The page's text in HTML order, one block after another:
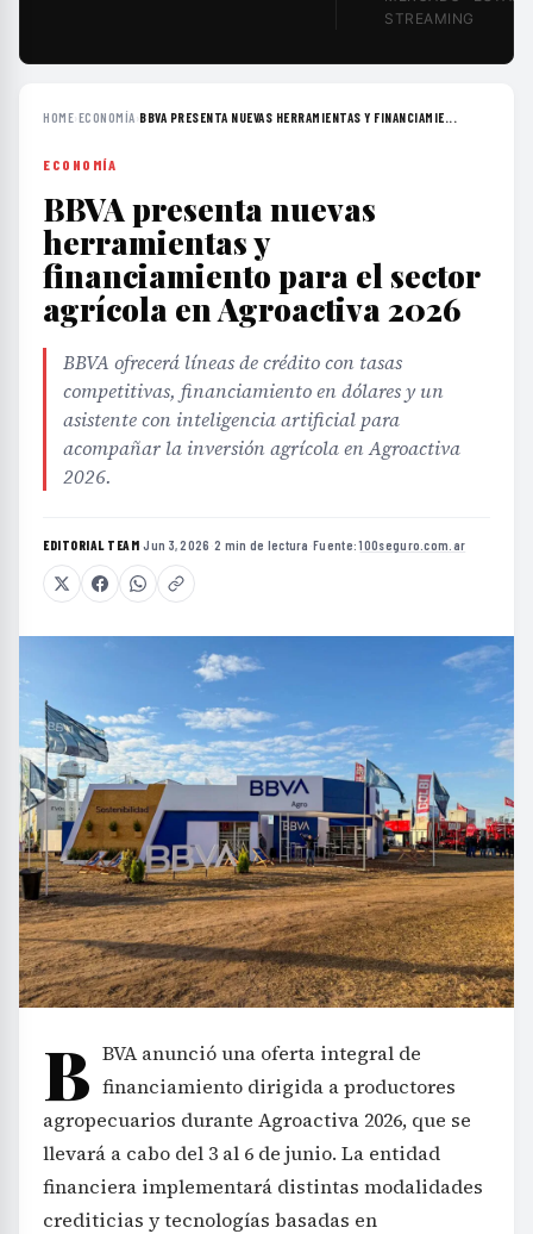
STREAMING
HOME›ECONOMÍA›BBVA PRESENTA NUEVAS HERRAMIENTAS Y FINANCIAMIE...
ECONOMÍA
BBVA presenta nuevas
herramientas y
financiamiento para el sector
agrícola en Agroactiva 2026
BBVA ofrecerá líneas de crédito con tasas
competitivas, financiamiento en dólares y un
asistente con inteligencia artificial para
acompañar la inversión agrícola en Agroactiva
2026.
EDITORIAL TEAM·Jun 3, 2026 ·2 min de lectura ·Fuente:100seguro.com.ar
B BVA anunció una oferta integral de
financiamiento dirigida a productores
agropecuarios durante Agroactiva 2026, que se
llevará a cabo del 3 al 6 de junio. La entidad
financiera implementará distintas modalidades
crediticias y tecnologías basadas en